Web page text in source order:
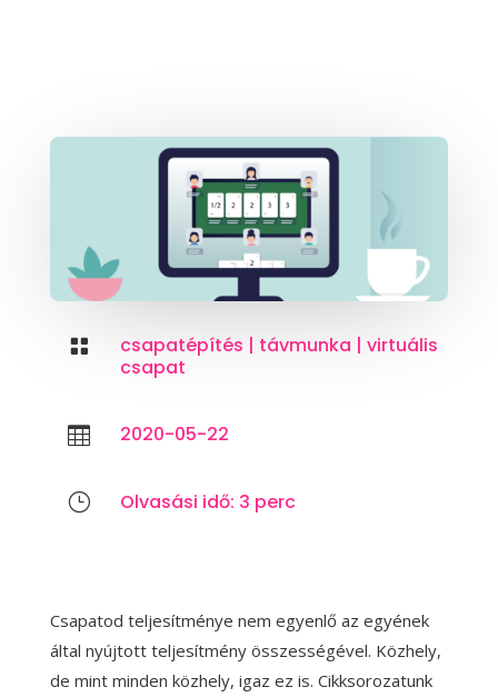
 csapatépítés | távmunka | virtuális
csapat
 2020-05-22
} Olvasási idő: 3 perc
Csapatod teljesítménye nem egyenlő az egyének
által nyújtott teljesítmény összességével. Közhely,
de mint minden közhely, igaz ez is. Cikksorozatunk